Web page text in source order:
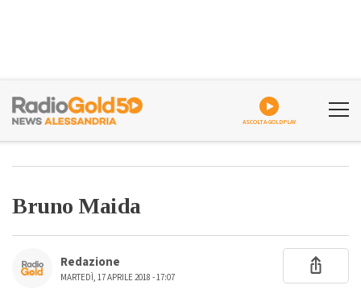
ASCOLTA GOLDPLAY
Bruno Maida
Redazione
MARTEDÌ, 17 APRILE 2018 - 17:07